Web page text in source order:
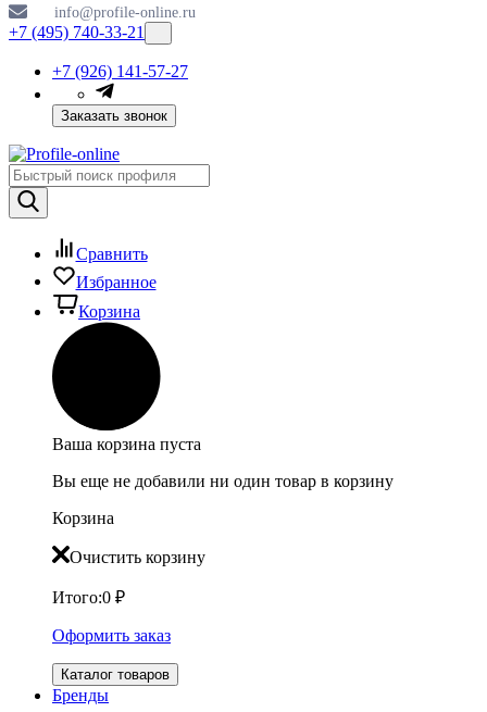
info@profile-online.ru
+7 (495) 740-33-21
+7 (926) 141-57-27
Заказать звонок
Сравнить
Избранное
Корзина
Ваша корзина пуста
Вы еще не добавили ни один товар в корзину
Корзина
Очистить корзину
Итого:0 ₽
Оформить заказ
Каталог товаров
Бренды